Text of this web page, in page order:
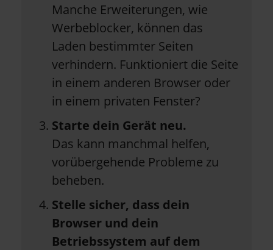
Manche Erweiterungen, wie
Werbeblocker, können das
Laden bestimmter Seiten
verhindern. Funktioniert die Seite
in einem anderen Browser oder
in einem privaten Fenster?
Starte dein Gerät neu.
Das kann manchmal helfen,
vorübergehende Probleme zu
beheben.
Stelle sicher, dass dein
Browser und dein
Betriebssystem auf dem